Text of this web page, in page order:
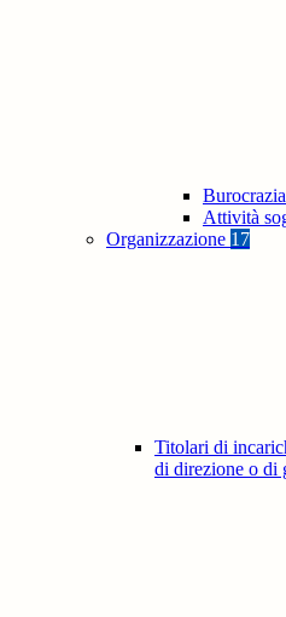
Attività
Organizzazione 17
Titolari di
di direzione o di